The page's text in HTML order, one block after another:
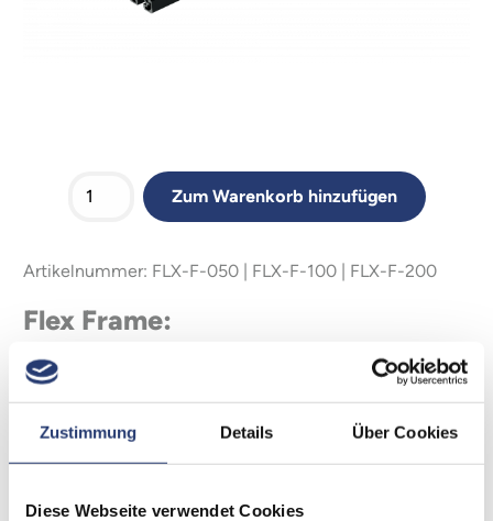
Zustimmung Details Über Cookies
Diese Webseite verwendet Cookies
Zum Warenkorb hinzufügen
Artikelnummer: FLX-F-050 | FLX-F-100 | FLX-F-200
Flex Frame:
Der Flex Frame dient einer einfachen und flexiblen
Montage als
Design Möglichkeiten.
Der Flex Frame ist in verschiedenen Längen erhältlich